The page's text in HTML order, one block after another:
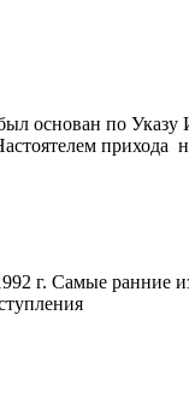
основан по
прихода
г. Самые